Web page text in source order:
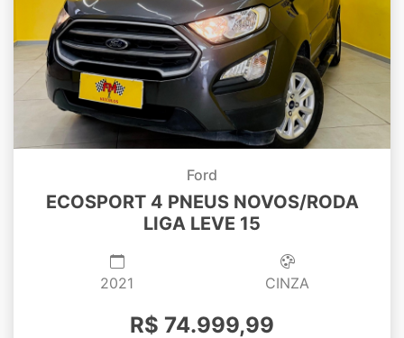
Ford
ECOSPORT 4 PNEUS NOVOS/RODA
LIGA LEVE 15
2021 CINZA
R$ 74.999,99